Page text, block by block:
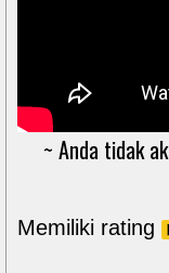
~ Anda tidak
Memiliki rating